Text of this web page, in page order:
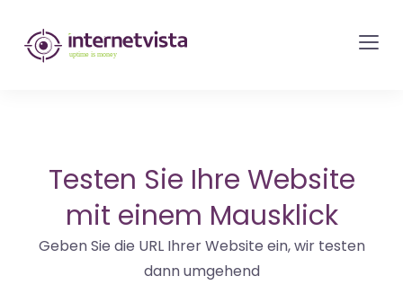
internetvista
Monitoring
Websites
und
Internet-
Diensten
Testen Sie Ihre Website
mit einem Mausklick
Geben Sie die URL Ihrer Website ein, wir testen
dann umgehend